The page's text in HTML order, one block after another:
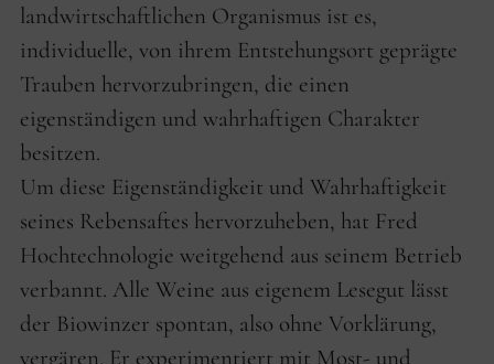
landwirtschaftlichen Organismus ist es,
individuelle, von ihrem Entstehungsort geprägte
Trauben hervorzubringen, die einen
eigenständigen und wahrhaftigen Charakter
besitzen.
Um diese Eigenständigkeit und Wahrhaftigkeit
seines Rebensaftes hervorzuheben, hat Fred
Hochtechnologie weitgehend aus seinem Betrieb
verbannt. Alle Weine aus eigenem Lesegut lässt
der Biowinzer spontan, also ohne Vorklärung,
vergären. Er experimentiert mit Most- und